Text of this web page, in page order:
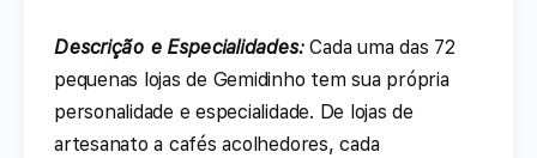
Descrição e Especialidades:Cada uma das 72
pequenas lojas de Gemidinho tem sua própria
personalidade e especialidade. De lojas de
artesanato a cafés acolhedores, cada